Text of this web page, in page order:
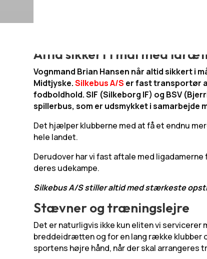
Altid sikkert i mål med
Vognmand Brian Hansen når altid sikkert i
Midtjyske.Silkebus A/S er fast transportør
fodboldhold. SIF (Silkeborg IF) og BSV
spillerbus, som er udsmykket i samarbejde
Det hjælper klubberne med at få et endnu
hele landet.
Derudover har vi fast aftale med
deres udekampe.
Silkebus A/S stiller altid med stærkeste
Stævner og træningslejre
Det er naturligvis ikke kun eliten vi servicerer
breddeidrætten og for en lang række klubber
sportens højre hånd, når der skal